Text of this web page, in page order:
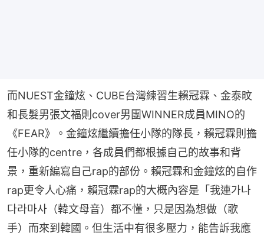
而NUEST金鐘炫、CUBE台灣練習生賴冠霖、金泰旼
和長髮男張文福則cover男團WINNER成員MINO的
《FEAR》。金鐘炫繼續擔任小隊的隊長，賴冠霖則擔
任小隊的centre，各成員們都根據自己的故事和背
景，重新編寫自己rap的部份。賴冠霖和金鐘炫的自作
rap更令人心痛，賴冠霖rap的大概內容是「我連가나
다라마사（韓文母音）都不懂，只是因為想做（歌
手）而來到韓國。但生活中有很多壓力，能告訴我應